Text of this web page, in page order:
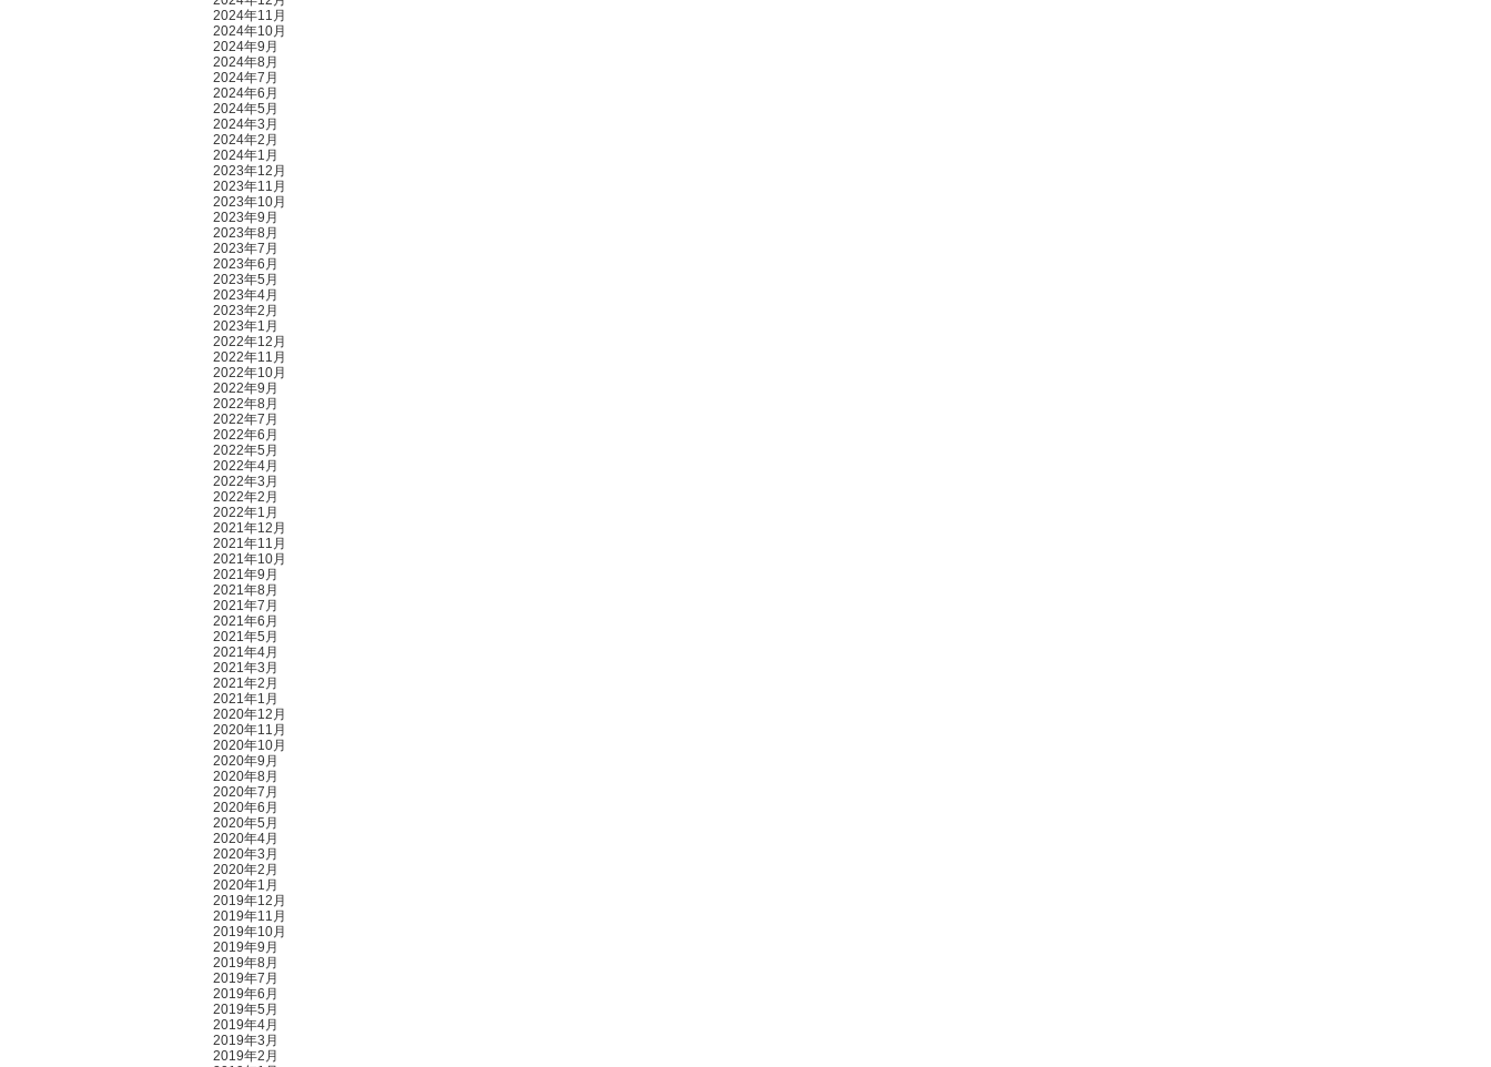
2024年11月
2024年10月
2024年9月
2024年8月
2024年7月
2024年6月
2024年5月
2024年3月
2024年2月
2024年1月
2023年12月
2023年11月
2023年10月
2023年9月
2023年8月
2023年7月
2023年6月
2023年5月
2023年4月
2023年2月
2023年1月
2022年12月
2022年11月
2022年10月
2022年9月
2022年8月
2022年7月
2022年6月
2022年5月
2022年4月
2022年3月
2022年2月
2022年1月
2021年12月
2021年11月
2021年10月
2021年9月
2021年8月
2021年7月
2021年6月
2021年5月
2021年4月
2021年3月
2021年2月
2021年1月
2020年12月
2020年11月
2020年10月
2020年9月
2020年8月
2020年7月
2020年6月
2020年5月
2020年4月
2020年3月
2020年2月
2020年1月
2019年12月
2019年11月
2019年10月
2019年9月
2019年8月
2019年7月
2019年6月
2019年5月
2019年4月
2019年3月
2019年2月